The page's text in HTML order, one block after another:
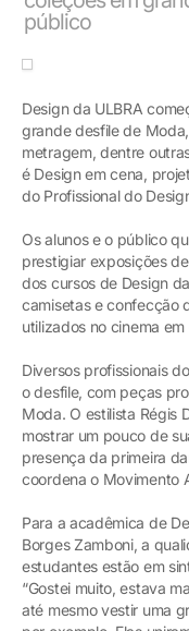
público
Design da ULBRA
grande desfile de
metragem, dentre
é Design em cena,
do Profissional do
Os alunos e o público
prestigiar exposições
dos cursos de Design
camisetas e confecção
utilizados no cinema
Diversos profissionais
o desfile, com peças
Moda. O estilista Régis
mostrar um pouco de
presença da primeira
coordena o Movimento
Para a acadêmica de
Borges Zamboni, a
estudantes estão em
“Gostei muito, estava
até mesmo vestir uma